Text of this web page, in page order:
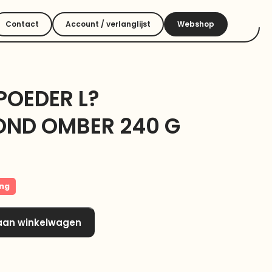
Contact Account / verlanglijst Webshop
L?
OMBER 240 G
winkelwagen